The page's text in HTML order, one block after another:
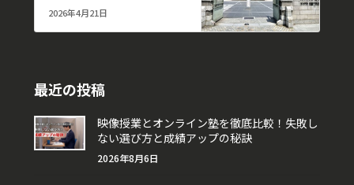
2026年4月21日
最近の投稿
映像授業とオンライン塾を徹底比較！失敗し
ない選び方と成績アップの秘訣
2026年8月6日